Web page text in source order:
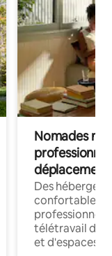
Nomades
déplacement
Des
confortables
professionnels
télétravail
et d'espaces